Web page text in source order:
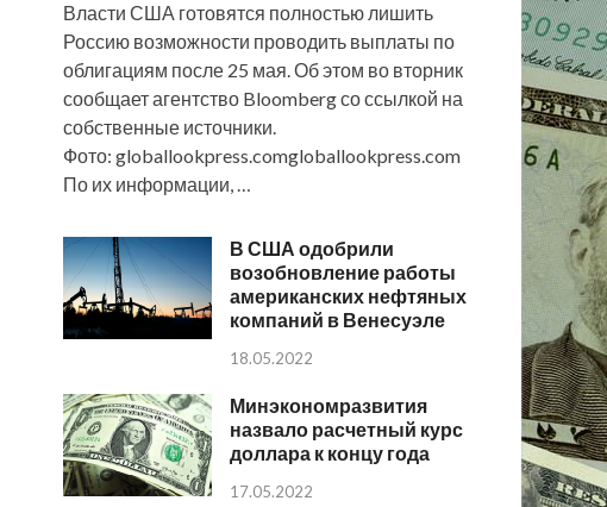
Власти США готовятся полностью лишить
Россию возможности проводить выплаты по
облигациям после 25 мая. Об этом во вторник
сообщает агентство Bloomberg со ссылкой на
собственные источники.
Фото: globallookpress.comgloballookpress.com
По их информации, …
В США одобрили
возобновление работы
американских нефтяных
компаний в Венесуэле
18.05.2022
Минэкономразвития
назвало расчетный курс
доллара к концу года
17.05.2022